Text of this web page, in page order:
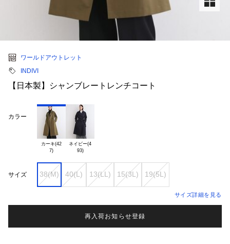
ワールドアウトレット
INDIVI
【日本製】シャンブレートレンチコート
カラー
カーキ(42
ネイビー(4
93)
サイズ 38(M) 40(L) 13(LL) 15(3L) 19(5L)
サイズ詳細を見る
再入荷お知らせ登録